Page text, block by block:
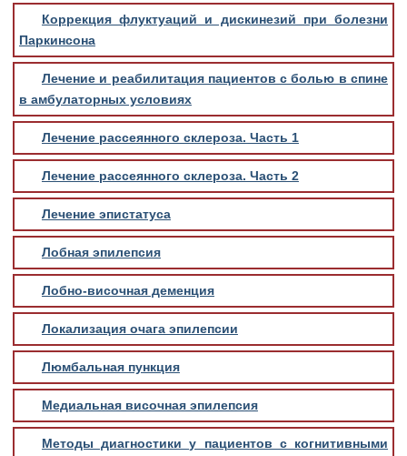
Коррекция флуктуаций и дискинезий при болезни
Паркинсона
Лечение и реабилитация пациентов с болью в спине
в амбулаторных условиях
Лечение рассеянного склероза. Часть 1
Лечение рассеянного склероза. Часть 2
Лечение эпистатуса
Лобная эпилепсия
Лобно-височная деменция
Локализация очага эпилепсии
Люмбальная пункция
Медиальная височная эпилепсия
Методы диагностики у пациентов с когнитивными